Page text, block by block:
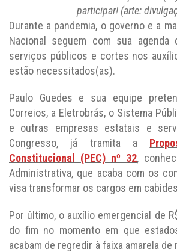
participar! (arte:
Durante a pandemia, o governo e a
Nacional seguem com sua agenda
serviços públicos e cortes nos
estão necessitados(as).
Paulo Guedes e sua equipe
Correios, a Eletrobrás, o Sistema
e outras empresas estatais e
Congresso, já tramita a
Constitucional (PEC) nº 32,
Administrativa, que acaba com os
visa transformar os cargos em
Por último, o auxílio emergencial de
do fim no momento em que
acabam de regredir à faixa amarela